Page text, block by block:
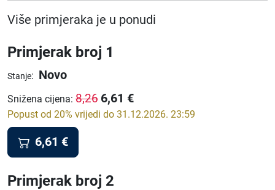
Više primjeraka je u ponudi
Primjerak broj 1
Stanje: Novo
Snižena cijena: 8,26 6,61 €
Popust od 20% vrijedi do 31.12.2026. 23:59
6,61 €
Primjerak broj 2